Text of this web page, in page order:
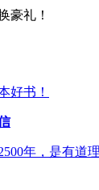
豪礼！
好书！
年，是有道理